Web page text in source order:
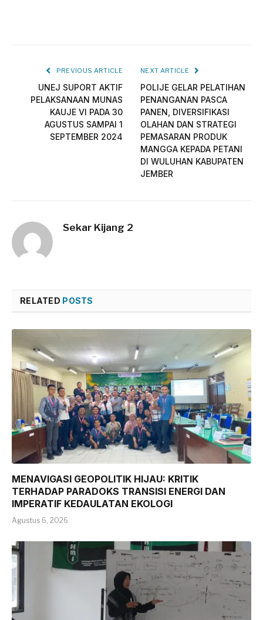
PREVIOUS ARTICLE
UNEJ SUPORT AKTIF
PELAKSANAAN MUNAS
KAUJE VI PADA 30
AGUSTUS SAMPAI 1
SEPTEMBER 2024
NEXT ARTICLE
POLIJE GELAR PELATIHAN
PENANGANAN PASCA
PANEN, DIVERSIFIKASI
OLAHAN DAN STRATEGI
PEMASARAN PRODUK
MANGGA KEPADA PETANI
DI WULUHAN KABUPATEN
JEMBER
Sekar Kijang 2
RELATED POSTS
MENAVIGASI GEOPOLITIK HIJAU: KRITIK
TERHADAP PARADOKS TRANSISI ENERGI DAN
IMPERATIF KEDAULATAN EKOLOGI
Agustus 6, 2026